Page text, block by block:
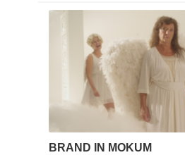
BRAND IN MOKUM